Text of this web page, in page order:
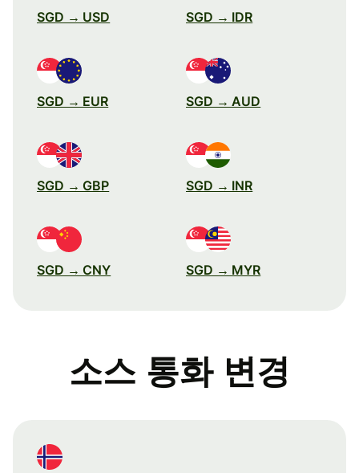
SGD → USD SGD → IDR
SGD → EUR SGD → AUD
SGD → GBP SGD → INR
SGD → CNY SGD → MYR
소스 통화 변경